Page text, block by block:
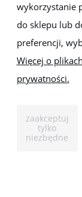
Tel:
wykorzystanie
do sklepu lub
preferencji,
Więcej o
prywatności.
zaakceptuj
tylko
niezbędne